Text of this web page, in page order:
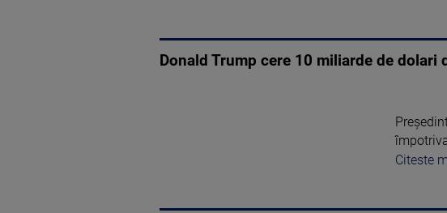
Donald Trump cere 10 miliarde de
Citeste